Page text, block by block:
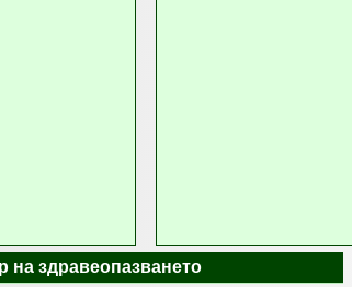
на здравеопазването